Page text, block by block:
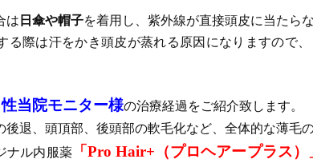
は 日傘や帽子を着用し、紫外線が直接頭皮に当たら
る際は汗をかき頭皮が蒸れる原因になりますので
当院モニター様の治療経過をご紹介致します。
後退、頭頂部、後頭部の軟毛化など、全体的な薄毛
ナル内服薬「Pro Hair+（プロヘアープラス）